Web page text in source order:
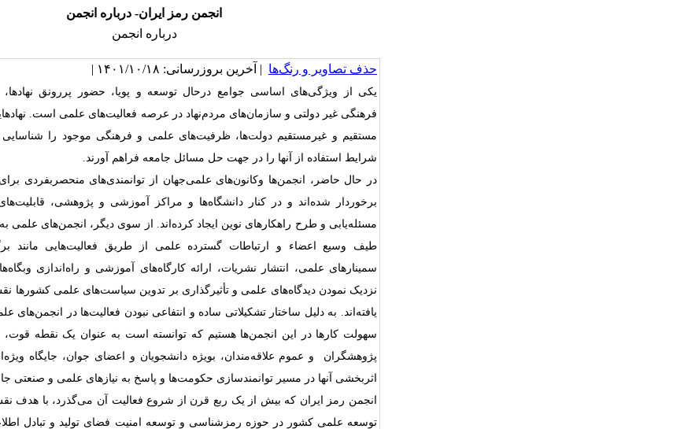
انجمن رمز ایران- درباره انجمن
درباره انجمن
حذف تصاویر و رنگ‌ها | آخرین بروزرسانی: ۱۴۰۱/۱۰/۱۸ |
یکی‌ از ویژگی‌های‌ اساسی‌ جوامع درحال توسعه و پویا، حضور پررونق‌
فرهنگی‌ غیر دولتی و سازمان‌های مردم‌نهاد در عرصه فعالیت‌های علمی‌ است. نهادهایی‌
مستقیم و غیرمستقیم دولت‌ها، ظرفیت‌های‌ علمی‌ و فرهنگی‌ موجود‌ را شناسایی
شرایط استفاده از آنها را در جهت حل مسائل جامعه فراهم آورند.
در حال حاضر، انجمن‌ها وکانون‌های‌ علمی‌جهان‌ از توانمندی‌های منحصربفردی
برخوردار شده‌اند و در کنار دانشگاه‌ها و مراکز آموزشی و پژوهشی،
مسئله‌‌یابی و طرح راهکارهای نوین ایجاد کرده‌اند. از سوی‌ دیگر، انجمن‌های علمی به‌
طیف‌ وسیع‌ اعضاء و ارتباطات‌ گسترده‌ علمی‌ از طریق‌ فعالیت‌هایی‌ مانند‌
سمینارهای‌ علمی‌، انتشار نشریات‌، ارائه کارگاه‌های آموزشی و راه‌اندازی
نزدیک‌ نمودن ‌دیدگاه‌های‌ علمی‌ و تأثیرگذاری‌ بر تدوین‌ سیاست‌های‌ علمی‌ کشورها
یافته‌اند. به دلیل ساختار تشکیلاتی ساده و انتفاعی نبودن فعالیت‌ها در
سهولت کارها در این انجمن‌ها هستیم که توانسته است به عنوان یک نقطه
پژوهشگران و عموم علاقه‌مندان، بویژه دانشجویان و اعضای جوان، جایگاه
اثربخشی آنها در مسیر توانمندسازی حکومت‌ها و پاسخ به نیازهای علمی و صنعتی
انجمن رمز ایران که بیش از یک ربع قرن از شروع فعالیت آن می‌گذرد، با هدف
توسعه علمی کشور در حوزه رمزشناسی و توسعه امنیت فضای تولید و تبادل